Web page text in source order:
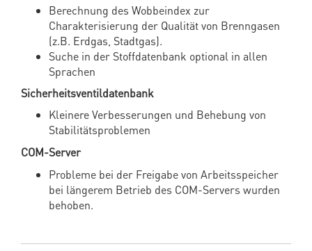
Berechnung des Wobbeindex zur
Charakterisierung der Qualität von Brenngasen
(z.B. Erdgas, Stadtgas).
Suche in der Stoffdatenbank optional in allen
Sprachen
Sicherheitsventildatenbank
Kleinere Verbesserungen und Behebung von
Stabilitätsproblemen
COM-Server
Probleme bei der Freigabe von Arbeitsspeicher
bei längerem Betrieb des COM-Servers wurden
behoben.